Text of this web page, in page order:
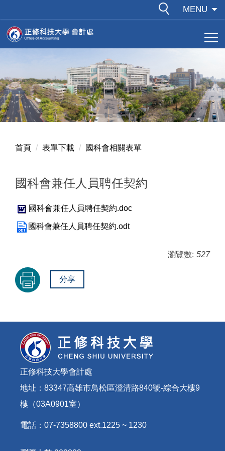
到
主
要
區
MENU
首頁 表單下載 國科會相關表單
國科會兼任人員聘任契約
國科會兼任人員聘任契約.doc
國科會兼任人員聘任契約.odt
瀏覽數: 527
分享
正修科技大學會計處
地址：83347高雄市鳥松區澄清路840號-綜合大樓9
樓（03A0901室）
電話：07-7358800 ext.1225 ~ 1230